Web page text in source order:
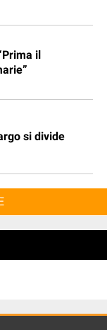
il
si divide